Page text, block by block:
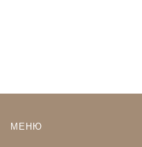
МЕНЮ